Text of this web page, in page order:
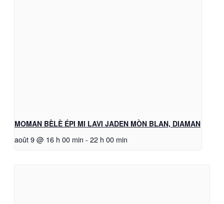
MOMAN BÈLÈ ÉPI MI LAVI JADEN MÒN BLAN, DIAMAN
août 9 @ 16 h 00 min - 22 h 00 min